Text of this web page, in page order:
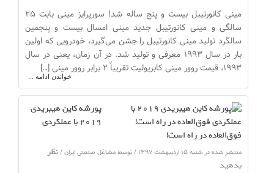
مینی کانورتیبل بیست و پنج ساله شد! سورپرایز مینی بابت ۲۵
سالگی و مینی کانورتیبل جدید مینی امسال بیست و پنجمین
سالگرد تولید مینی کانورتیبل را جشن می‌گیرد، خودرویی که اولین
بار در سال ۱۹۹۳ معرفی و تولید شد. در آن زمان، یعنی در سال
۱۹۹۳، قیمت روور مینی کابریولیت تقریباً ۲ برابر روور مینی […]
خواندن ادامه ...
پورشه کاین هیبریدی
۲۰۱۹ با عملکردی
فوق‌العاده در راه است!
منتشر شده در شنبه ۱۵ اردیبهشت ۱۳۹۷ / توسط مشاغل صنعتی ایران /
نظر
بدهید